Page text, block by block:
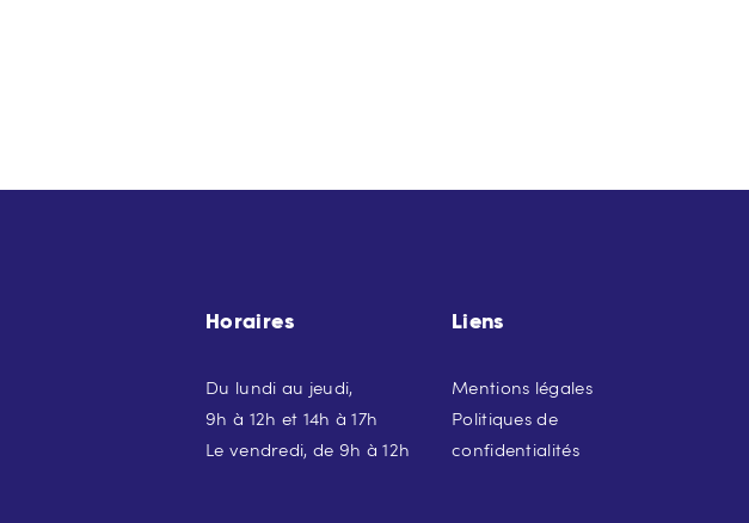
Horaires
Du lundi au jeudi,
9h à 12h et 14h à 17h
Le vendredi, de 9h à 12h
Liens
Mentions légales
Politiques de
confidentialités